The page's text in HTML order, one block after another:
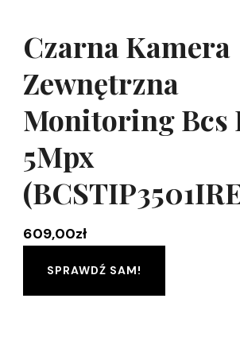
Czarna Kamera
Zewnętrzna
Monitoring Bcs
5Mpx
609,00zł
SPRAWDŹ SAM!